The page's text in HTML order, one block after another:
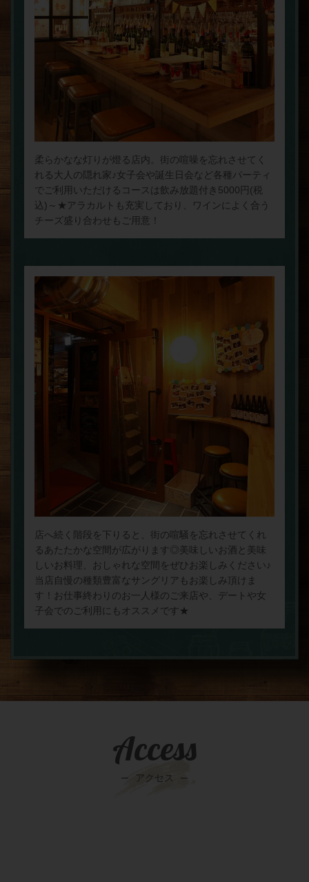
柔らかなな灯りが燈る店内。街の喧噪を忘れさせてく
れる大人の隠れ家♪女子会や誕生日会など各種パーティ
でご利用いただけるコースは飲み放題付き5000円(税
込)～★アラカルトも充実しており、ワインによく合う
チーズ盛り合わせもご用意！
店へ続く階段を下りると、街の喧騒を忘れさせてくれ
るあたたかな空間が広がります◎美味しいお酒と美味
しいお料理、おしゃれな空間をぜひお楽しみください♪
当店自慢の種類豊富なサングリアもお楽しみ頂けま
す！お仕事終わりのお一人様のご来店や、デートや女
子会でのご利用にもオススメです★
Access
アクセス